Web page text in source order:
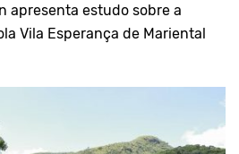
apresenta estudo sobre a
Vila Esperança de Mariental